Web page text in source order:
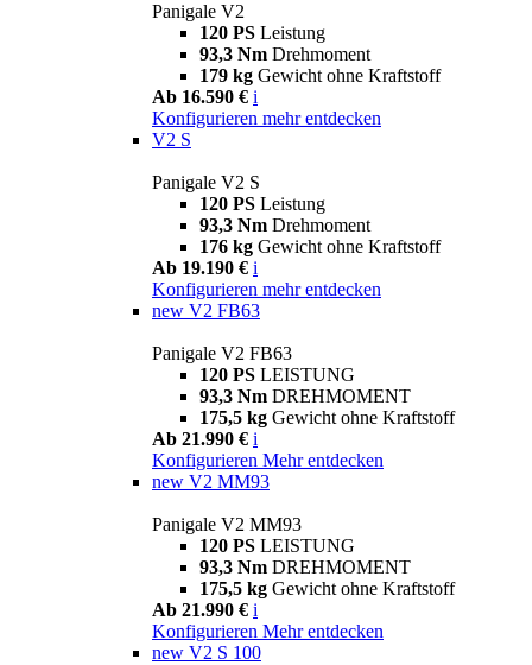
Panigale V2
120 PS Leistung
93,3 Nm Drehmoment
179 kg Gewicht ohne Kraftstoff
Ab 16.590 € i
Konfigurieren mehr entdecken
V2 S
Panigale V2 S
120 PS Leistung
93,3 Nm Drehmoment
176 kg Gewicht ohne Kraftstoff
Ab 19.190 € i
Konfigurieren mehr entdecken
new V2 FB63
Panigale V2 FB63
120 PS LEISTUNG
93,3 Nm DREHMOMENT
175,5 kg Gewicht ohne Kraftstoff
Ab 21.990 € i
Konfigurieren Mehr entdecken
new V2 MM93
Panigale V2 MM93
120 PS LEISTUNG
93,3 Nm DREHMOMENT
175,5 kg Gewicht ohne Kraftstoff
Ab 21.990 € i
Konfigurieren Mehr entdecken
new V2 S 100